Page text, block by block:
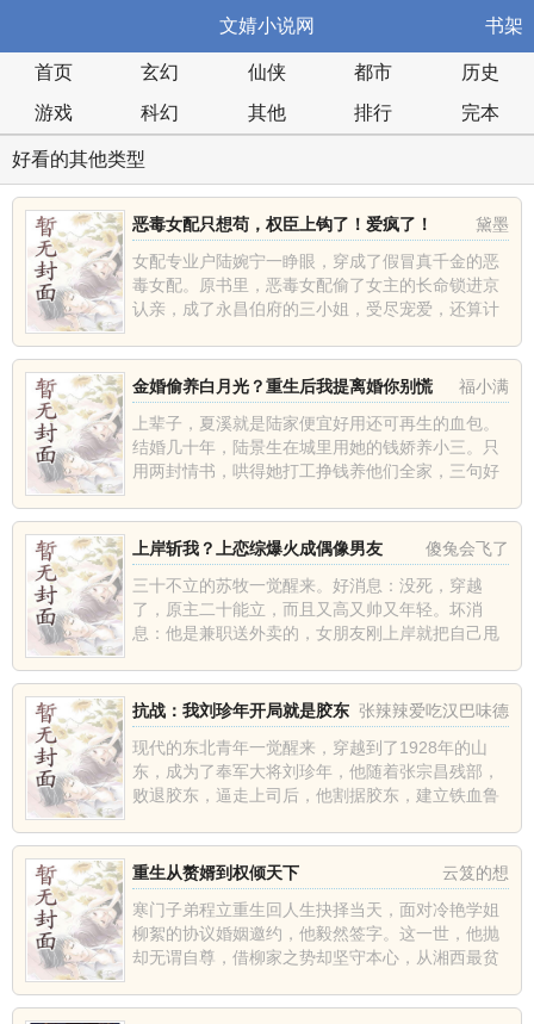
文婧小说网 书架
首页 玄幻 仙侠 都市
历史
游戏
科幻 其他 排行 完本
好看的其他类型
黛墨
恶毒女配只想苟，权臣上钩了！爱疯了！
女配专业户陆婉宁一睁眼，穿成了假冒真千金的恶
毒女配。原书里，恶毒女配偷了女主的长命锁进京
认亲，成了永昌伯府的三小姐，受尽宠爱，还算计
女主最忠诚的舔狗男配，他...
福小满
金婚偷养白月光？重生后我提离婚你别慌
上辈子，夏溪就是陆家便宜好用还可再生的血包。
结婚几十年，陆景生在城里用她的钱娇养小三。只
用两封情书，哄得她打工挣钱养他们全家，三句好
当成礼物拿去送人情！夏溪...
傻兔会飞了
上岸斩我？上恋综爆火成偶像男友
三十不立的苏牧一觉醒来。好消息：没死，穿越
了，原主二十能立，而且又高又帅又年轻。坏消
息：他是兼职送外卖的，女朋友刚上岸就把自己甩
来的苏牧表示……恋爱，狗都不...
张辣辣爱吃汉巴味德
抗战：我刘珍年开局就是胶东
王
现代的东北青年一觉醒来，穿越到了1928年的山
东，成为了奉军大将刘珍年，他随着张宗昌残部，
败退胶东，逼走上司后，他割据胶东，建立铁血鲁
云笈的想
重生从赘婿到权倾天下
寒门子弟程立重生回人生抉择当天，面对冷艳学姐
柳絮的协议婚姻邀约，他毅然签字。这一世，他抛
却无谓自尊，借柳家之势却坚守本心，从湘西最贫
色围猎中岿然不动，在基层...